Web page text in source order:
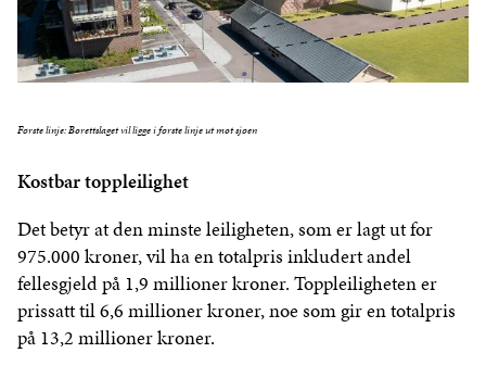
Første linje: Borettslaget vil ligge i første linje ut mot sjøen
Kostbar toppleilighet
Det betyr at den minste leiligheten, som er lagt ut for
975.000 kroner, vil ha en totalpris inkludert andel
fellesgjeld på 1,9 millioner kroner. Toppleiligheten er
prissatt til 6,6 millioner kroner, noe som gir en totalpris
på 13,2 millioner kroner.